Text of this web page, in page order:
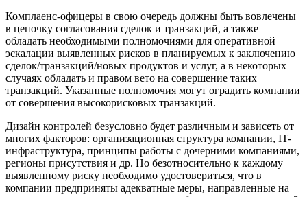
Комплаенс-офицеры в свою очередь должны быть вовлечены
в цепочку согласования сделок и транзакций, а также
обладать необходимыми полномочиями для оперативной
эскалации выявленных рисков в планируемых к заключению
сделок/транзакций/новых продуктов и услуг, а в некоторых
случаях обладать и правом вето на совершение таких
транзакций. Указанные полномочия могут оградить компании
от совершения высокорисковых транзакций.
Дизайн контролей безусловно будет различным и зависеть от
многих факторов: организационная структура компании, IT-
инфраструктура, принципы работы с дочерними компаниями,
регионы присутствия и др. Но безотносительно к каждому
выявленному риску необходимо удостовериться, что в
компании предприняты адекватные меры, направленные на